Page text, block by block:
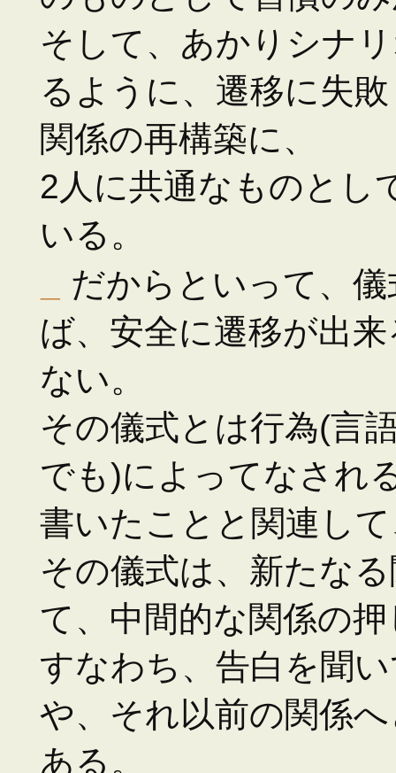
そして、あかりシナ
るように、遷移に失
関係の再構築に、
2人に共通なものとし
いる。
だからといって、
ば、安全に遷移が出
ない。
その儀式とは行為(言
でも)によってなされ
書いたことと関連し
その儀式は、新たな
て、中間的な関係の
すなわち、告白を聞
や、それ以前の関係
ある。